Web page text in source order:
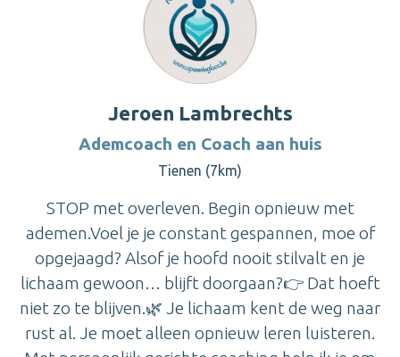
Jeroen Lambrechts
Ademcoach en Coach aan huis
Tienen (7km)
STOP met overleven. Begin opnieuw met
ademen.Voel je je constant gespannen, moe of
opgejaagd? Alsof je hoofd nooit stilvalt en je
lichaam gewoon… blijft doorgaan?👉 Dat hoeft
niet zo te blijven.🌿 Je lichaam kent de weg naar
rust al. Je moet alleen opnieuw leren luisteren.